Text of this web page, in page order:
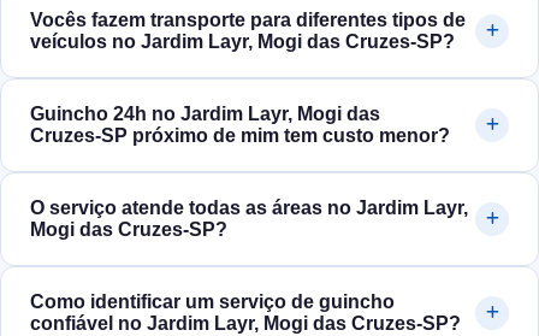
Vocês fazem transporte para diferentes tipos de
veículos no Jardim Layr, Mogi das Cruzes‑SP?
Guincho 24h no Jardim Layr, Mogi das
Cruzes‑SP próximo de mim tem custo menor?
O serviço atende todas as áreas no Jardim Layr,
Mogi das Cruzes‑SP?
Como identificar um serviço de guincho
confiável no Jardim Layr, Mogi das Cruzes‑SP?